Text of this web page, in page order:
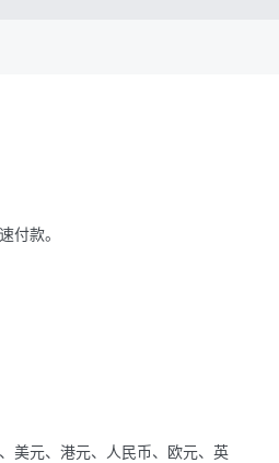
付款。
美元、港元、人民币、欧元、英